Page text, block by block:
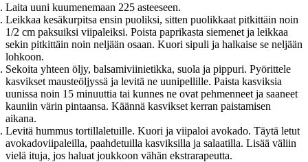
Laita uuni kuumenemaan 225 asteeseen.
Leikkaa kesäkurpitsa ensin puoliksi, sitten puolikkaat pitkittäin noin
1/2 cm paksuiksi viipaleiksi. Poista paprikasta siemenet ja leikkaa
sekin pitkittäin noin neljään osaan. Kuori sipuli ja halkaise se neljään
lohkoon.
Sekoita yhteen öljy, balsamiviinietikka, suola ja pippuri. Pyörittele
kasvikset mausteöljyssä ja levitä ne uunipellille. Paista kasviksia
uunissa noin 15 minuuttia tai kunnes ne ovat pehmenneet ja saaneet
kauniin värin pintaansa. Käännä kasvikset kerran paistamisen
aikana.
Levitä hummus tortillaletuille. Kuori ja viipaloi avokado. Täytä letut
avokadoviipaleilla, paahdetuilla kasviksilla ja salaatilla. Lisää väliin
vielä ituja, jos haluat joukkoon vähän ekstrarapeutta.